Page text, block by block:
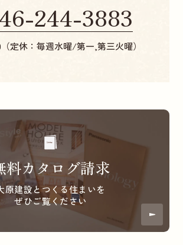
244-3883
定休：毎週水曜/第一,第三火曜）
料カタログ請求
原建設とつくる住まいを
ぜひご覧ください